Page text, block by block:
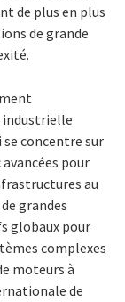
de plus en plus
de grande
industrielle
concentre sur
pour
au
grandes
globaux pour
complexes
moteurs à
de